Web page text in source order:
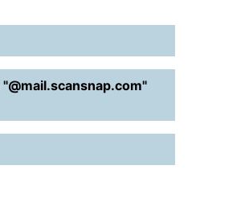
"@mail.scansnap.com"